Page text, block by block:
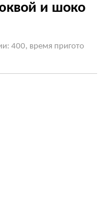
и шоко
400, время пригото